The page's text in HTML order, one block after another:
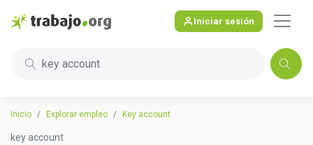
Iniciar sesión
key account
Inicio Explorar empleo Key account
key account